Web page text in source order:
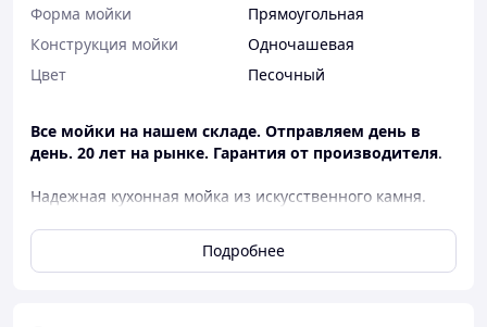
Форма мойки
Прямоугольная
Конструкция мойки
Одночашевая
Цвет
Песочный
Все мойки на нашем складе. Отправляем день в
день. 20 лет на рынке. Гарантия от производителя.
Надежная кухонная мойка из искусственного камня.
прочнее дешевых аналогов — надежно защищена от
трещин и случайных сколов.
Подробнее